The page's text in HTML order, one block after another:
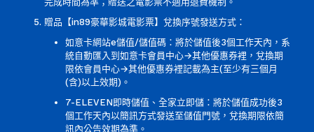
贈品【in89豪華影城電影票】兌換序號發送方式：
如意卡網站e儲值/儲值碼：將於儲值後3個工作天內，系
統自動匯入到如意卡會員中心→其他優惠券裡，兌換期
限依會員中心→其他優惠券裡記載為主(至少有三個月
(含)以上效期)。
7-ELEVEN即時儲值、全家立即儲：將於儲值成功後3
個工作天內以簡訊方式發送至儲值門號，兌換期限依簡
訊內公告效期為準。